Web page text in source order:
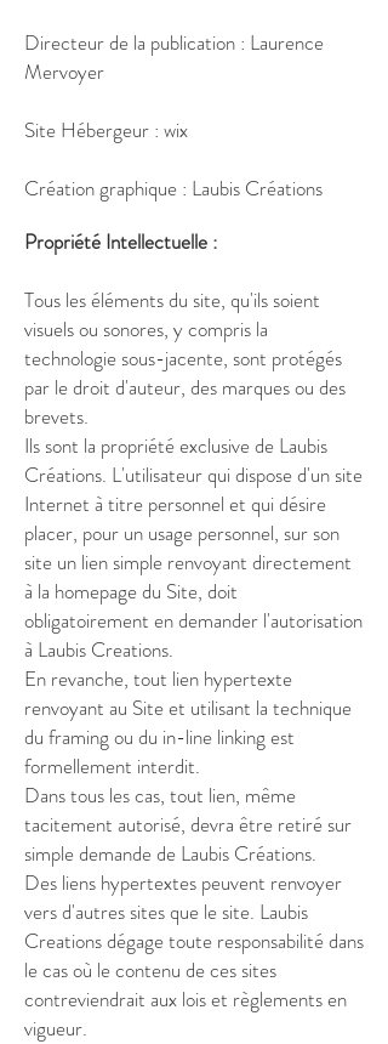
Directeur de la publication : Laurence
Mervoyer
Site Hébergeur : wix
Création graphique : Laubis Créations
Propriété Intellectuelle :
Tous les éléments du site, qu'ils soient
visuels ou sonores, y compris la
technologie sous-jacente, sont protégés
par le droit d'auteur, des marques ou des
brevets.
Ils sont la propriété exclusive de Laubis
Créations. L'utilisateur qui dispose d'un site
Internet à titre personnel et qui désire
placer, pour un usage personnel, sur son
site un lien simple renvoyant directement
à la homepage du Site, doit
obligatoirement en demander l'autorisation
à Laubis Creations.
En revanche, tout lien hypertexte
renvoyant au Site et utilisant la technique
du framing ou du in-line linking est
formellement interdit.
Dans tous les cas, tout lien, même
tacitement autorisé, devra être retiré sur
simple demande de Laubis Créations.
Des liens hypertextes peuvent renvoyer
vers d'autres sites que le site. Laubis
Creations dégage toute responsabilité dans
le cas où le contenu de ces sites
contreviendrait aux lois et règlements en
vigueur.